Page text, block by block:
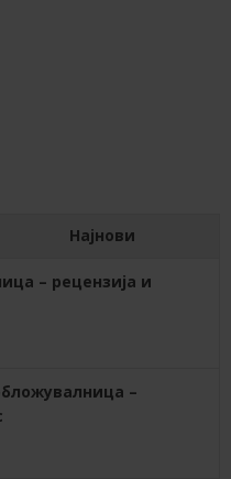
Најнови
– рецензија и
–